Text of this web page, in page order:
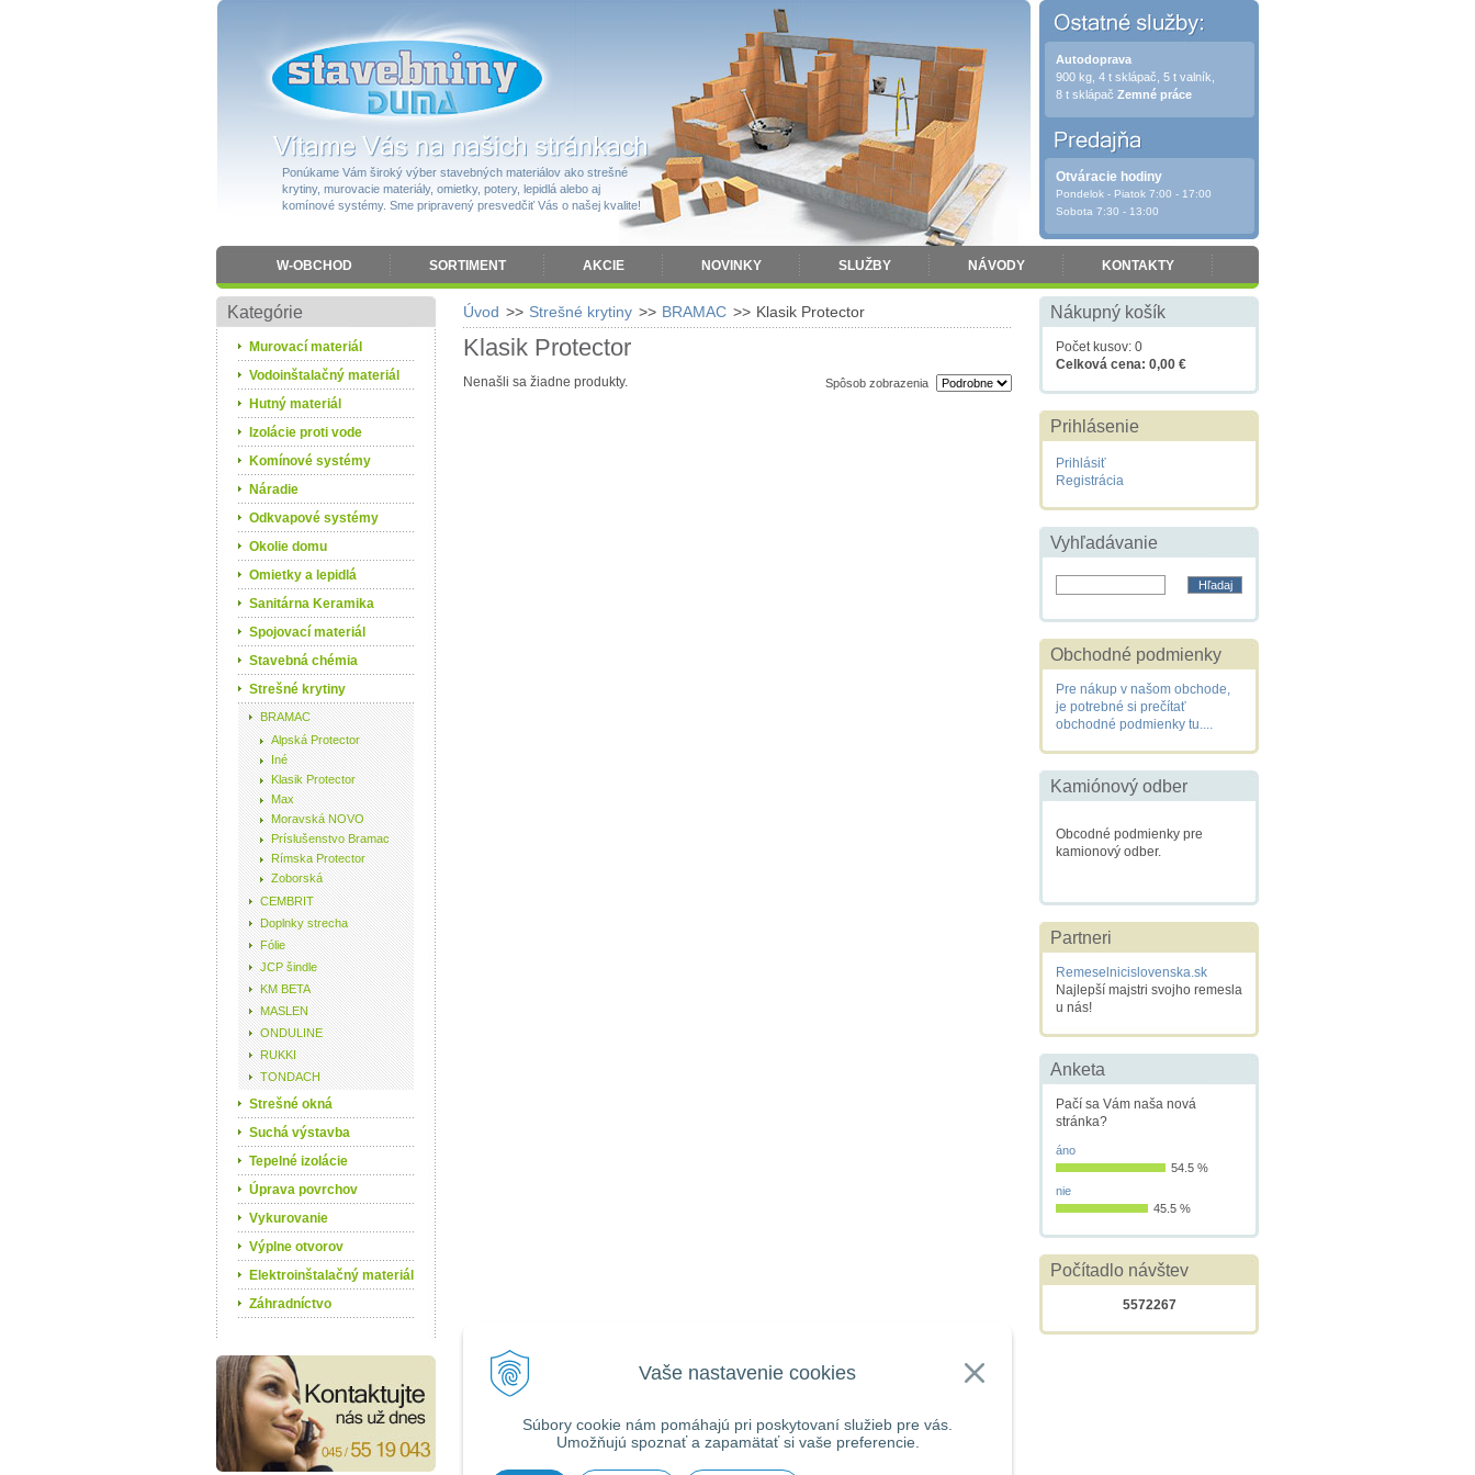
Vaše nastavenie cookies
Súbory cookie nám pomáhajú pri poskytovaní služieb pre vás.
Umožňujú spoznať a zapamätať si vaše preferencie.
Ponúkame Vám široký výber stavebných materiálov ako strešné
krytiny, murovacie materiály, omietky, potery, lepidlá alebo aj
komínové systémy. Sme pripravený presvedčiť Vás o našej kvalite!
W-OBCHOD SORTIMENT AKCIE NOVINKY SLUŽBY NÁVODY KONTAKTY
Autodoprava
900 kg, 4 t sklápač, 5 t valník,
8 t sklápač Zemné práce
Otváracie hodiny
Pondelok - Piatok 7:00 - 17:00
Sobota 7:30 - 13:00
Úvod >> Strešné krytiny >> BRAMAC >> Klasik Protector
Klasik Protector
Spôsob zobrazenia
Nenašli sa žiadne produkty.
Kategórie
Murovací materiál
Vodoinštalačný materiál
Hutný materiál
Izolácie proti vode
Komínové systémy
Náradie
Odkvapové systémy
Okolie domu
Omietky a lepidlá
Sanitárna Keramika
Spojovací materiál
Stavebná chémia
Strešné krytiny
BRAMAC
Alpská Protector
Iné
Klasik Protector
Max
Moravská NOVO
Príslušenstvo Bramac
Rímska Protector
Zoborská
CEMBRIT
Doplnky strecha
Fólie
JCP šindle
KM BETA
MASLEN
ONDULINE
RUKKI
TONDACH
Strešné okná
Suchá výstavba
Tepelné izolácie
Úprava povrchov
Vykurovanie
Výplne otvorov
Elektroinštalačný materiál
Záhradníctvo
Nákupný košík
Počet kusov: 0
Celková cena: 0,00 €
Prihlásenie
Prihlásiť
Registrácia
Vyhľadávanie
Obchodné podmienky
Pre nákup v našom obchode,
je potrebné si prečítať
obchodné podmienky tu....
Kamiónový odber
Obcodné podmienky pre
kamionový odber.
Partneri
Remeselnicislovenska.sk
Najlepší majstri svojho remesla
u nás!
Anketa
Pačí sa Vám naša nová
stránka?
áno
54.5 %
nie
45.5 %
Počítadlo návštev
5572267